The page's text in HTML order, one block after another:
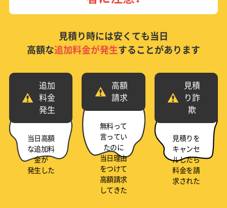
見積り時には安くても当日
高額な追加料金が発生することがあります
追加
料金
発生
当日高額
な追加料
金が
発生した
高額
請求
無料って
言ってい
たのに
当日理由
をつけて
高額請求
してきた
見積
り詐
欺
見積りを
キャンセ
ルしたら
料金を請
求された